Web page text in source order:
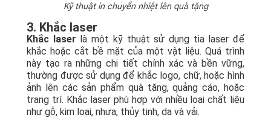
Kỹ thuật in chuyển nhiệt lên quà tặng
3. Khắc laser
Khắc laser là một kỹ thuật sử dụng tia laser để
khắc hoặc cắt bề mặt của một vật liệu. Quá trình
này tạo ra những chi tiết chính xác và bền vững,
thường được sử dụng để khắc logo, chữ, hoặc hình
ảnh lên các sản phẩm quà tặng, quảng cáo, hoặc
trang trí. Khắc laser phù hợp với nhiều loại chất liệu
như gỗ, kim loại, nhựa, thủy tinh, da và vải.